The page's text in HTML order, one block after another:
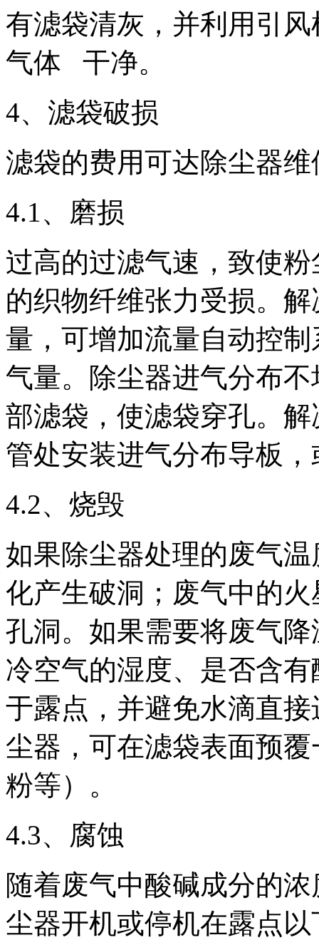
有滤袋清灰，并利用引
气体 干净。
4、滤袋破损
滤袋的费用可达除尘器
4.1、磨损
过高的过滤气速，致使
的织物纤维张力受损。
量，可增加流量自动控
气量。除尘器进气分布
部滤袋，使滤袋穿孔。
管处安装进气分布导板
4.2、烧毁
如果除尘器处理的废气
化产生破洞；废气中的
孔洞。如果需要将废气
冷空气的湿度、是否含
于露点，并避免水滴直
尘器，可在滤袋表面预
粉等）。
4.3、腐蚀
随着废气中酸碱成分的
尘器开机或停机在露点